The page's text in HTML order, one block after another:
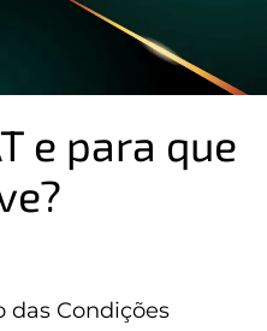
Trabalhista
e para que
das Condições